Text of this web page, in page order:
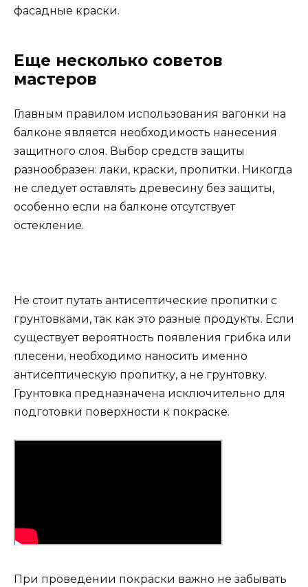
фасадные краски.
Еще несколько советов
мастеров
Главным правилом использования вагонки на
балконе является необходимость нанесения
защитного слоя. Выбор средств защиты
разнообразен: лаки, краски, пропитки. Никогда
не следует оставлять древесину без защиты,
особенно если на балконе отсутствует
остекление.
Не стоит путать антисептические пропитки с
грунтовками, так как это разные продукты. Если
существует вероятность появления грибка или
плесени, необходимо наносить именно
антисептическую пропитку, а не грунтовку.
Грунтовка предназначена исключительно для
подготовки поверхности к покраске.
При проведении покраски важно не забывать